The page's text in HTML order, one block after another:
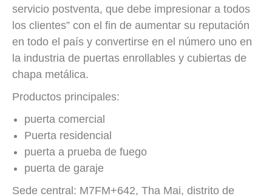
servicio postventa, que debe impresionar a todos
los clientes” con el fin de aumentar su reputación
en todo el país y convertirse en el número uno en
la industria de puertas enrollables y cubiertas de
chapa metálica.
Productos principales:
puerta comercial
Puerta residencial
puerta a prueba de fuego
puerta de garaje
Sede central: M7FM+642, Tha Mai, distrito de